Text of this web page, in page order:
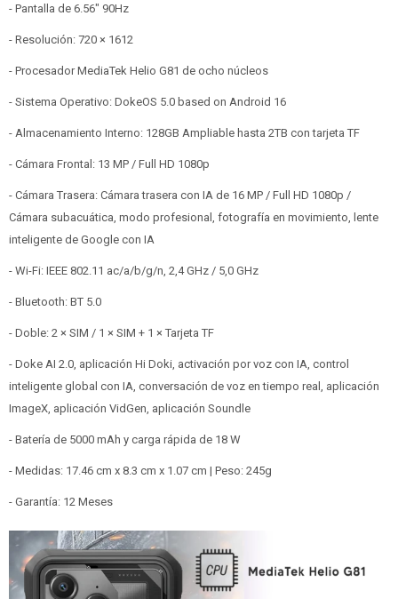
- Pantalla de 6.56" 90Hz
- Resolución: 720 × 1612
- Procesador MediaTek Helio G81 de ocho núcleos
- Sistema Operativo: DokeOS 5.0 based on Android 16
- Almacenamiento Interno: 128GB Ampliable hasta 2TB con tarjeta TF
- Cámara Frontal: 13 MP / Full HD 1080p
- Cámara Trasera: Cámara trasera con IA de 16 MP / Full HD 1080p /
Cámara subacuática, modo profesional, fotografía en movimiento, lente
inteligente de Google con IA
- Wi-Fi: IEEE 802.11 ac/a/b/g/n, 2,4 GHz / 5,0 GHz
- Bluetooth: BT 5.0
- Doble: 2 × SIM / 1 × SIM + 1 × Tarjeta TF
- Doke AI 2.0, aplicación Hi Doki, activación por voz con IA, control
inteligente global con IA, conversación de voz en tiempo real, aplicación
ImageX, aplicación VidGen, aplicación Soundle
- Batería de 5000 mAh y carga rápida de 18 W
- Medidas: 17.46 cm x 8.3 cm x 1.07 cm | Peso: 245g
- Garantía: 12 Meses